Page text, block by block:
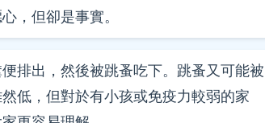
，但卻是事實。
排出，然後被跳蚤吃下。跳蚤又可能被
低，但對於有小孩或免疫力較弱的家